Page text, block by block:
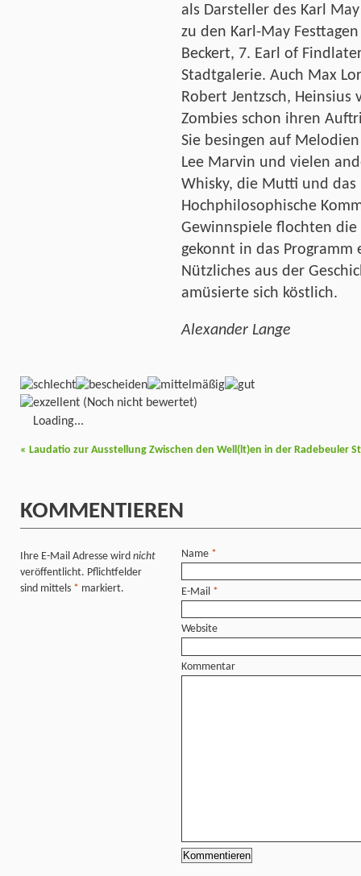
als Darsteller des Karl
zu den Karl-May
Beckert, 7. Earl of
Stadtgalerie. Auch Max
Robert Jentzsch,
Zombies schon ihren
Sie besingen auf
Lee Marvin und vielen
Whisky, die Mutti und das
Hochphilosophische
Gewinnspiele flochten
gekonnt in das
Nützliches aus der
amüsierte sich köstlich.
Alexander Lange
(Noch nicht bewertet)
Loading...
« Laudatio zur Ausstellung Zwischen den Well(lt)en in der Radebeuler
KOMMENTIEREN
Ihre E-Mail Adresse wird nicht
veröffentlicht. Pflichtfelder
sind mittels * markiert.
Name *
E-Mail *
Website
Kommentar